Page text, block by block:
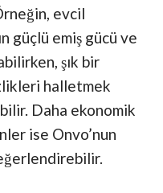
evcil
güçlü emiş gücü ve
şık bir
halletmek
Daha ekonomik
ise Onvo’nun